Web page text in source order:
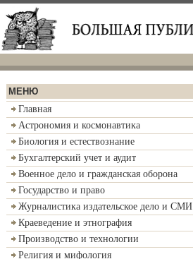
МЕНЮ
Главная
Астрономия и космонавтика
Биология и естествознание
Бухгалтерский учет и аудит
Военное дело и гражданская оборона
Государство и право
Журналистика издательское дело и СМИ
Краеведение и этнография
Производство и технологии
Религия и мифология